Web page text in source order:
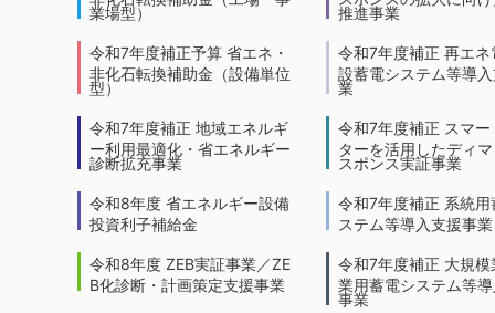
業場型）
令和7年度補正予算 省エネ・
非化石転換補助金（設備単位
型）
令和7年度補正 地域エネルギ
ー利用最適化・省エネルギー
診断拡充事業
令和8年度 省エネルギー設備
投資利子補給金
令和8年度 ZEB実証事業／ZE
B化診断・計画策定支援事業
推進事業
令和7年度補正 再エネ
設蓄電システム等導
業
令和7年度補正 スマー
ターを活用したディ
スポンス実証事業
令和7年度補正 系統用
ステム等導入支援事業
令和7年度補正 大規模
業用蓄電システム等
事業